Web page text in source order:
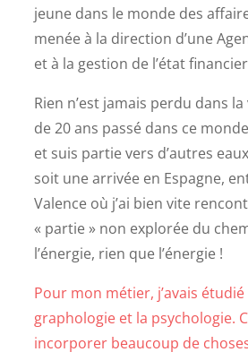
jeune dans le monde des
menée à la direction d’une
et à la gestion de l’état
Rien n’est jamais perdu dans
de 20 ans passé dans ce
et suis partie vers d’autres
soit une arrivée en Espagne,
Valence où j’ai bien vite
« partie » non explorée du
l’énergie, rien que l’énergie !
Pour mon métier, j’avais
graphologie et la psychologie.
incorporer beaucoup de